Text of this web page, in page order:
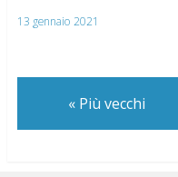
13 gennaio 2021
«Più vecchi